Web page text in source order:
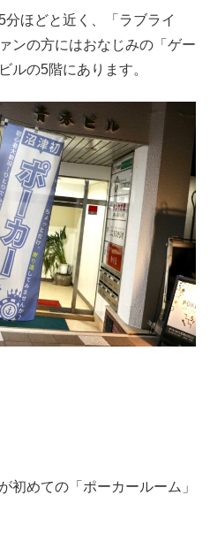
ほどと近く、「ラブライ
ンの方にはおなじみの「ゲー
ルの5階にあります。
初めての「ポーカールーム」